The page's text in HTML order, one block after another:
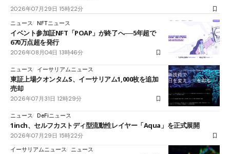
2026年07月29日 15時22分
ニュース NFTニュース
イベント参加証NFT「POAP」が終了へ──5年超で
670万点超を発行
2026年08月04日 13時46分
ニュース イーサリアムニュース
東証上場クオンタムS、イーサリアム1,000枚を追加
売却
2026年07月31日 12時29分
ニュース DeFiニュース
1inch、セルフカストディ型流動性レイヤー「Aqua」を正式展開
2026年07月29日 15時22分
イーサリアムニュース
ニュース